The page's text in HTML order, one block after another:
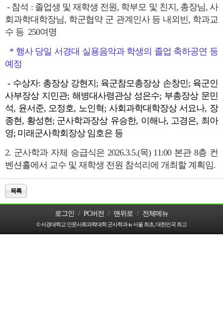
- 참석 : 졸업생 및 재학생 전원, 학부모 및 친지, 총장님, 사
회과학대학장님, 학군협약 군 관계인사 등 내외빈, 학과교
수 등 250여명
* 행사 당일 서경대 실용음악과 학생의 졸업 축하공연 등
예정
- 수상자: 총장상 강현지; 육군참모총장상 손창민; 육군인
사부장상 지민관; 해병대사령관상 성은수; 부총장상 문민
석, 윤서준, 오정호, 노인혁; 사회과학대학장상 서요나, 장
종현, 황성현; 군사학과장상 유승한, 이해나, 고경은, 최아
영; 미래군사학회장상 임호은 등
2. 군사학과 자체 승급식은 2026.3.5.(목) 11:00 본관 8층 컨
벤션홀에서 교수 및 재학생 전원 참석리에 개최할 계획임.
목록
로그인 / PC버전 / 맨위로 / 전체메뉴
© 서경대학교 인문사회과학대학 군사학과 in 서울 최초, 대한민국 최고